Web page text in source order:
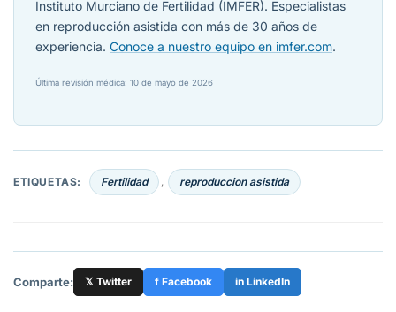
Instituto Murciano de Fertilidad (IMFER). Especialistas
en reproducción asistida con más de 30 años de
experiencia. Conoce a nuestro equipo en imfer.com.
Última revisión médica: 10 de mayo de 2026
ETIQUETAS: Fertilidad , reproduccion asistida
Comparte: 𝕏 Twitter f Facebook in LinkedIn